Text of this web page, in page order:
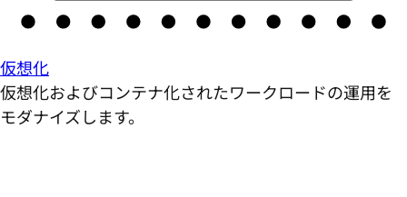
仮想化
仮想化およびコンテナ化されたワークロードの運用を
モダナイズします。